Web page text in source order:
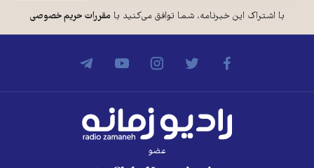
با اشتراک این خبرنامه، شما توافق می‌کنید بامقررات حریم خصوصی
عضو